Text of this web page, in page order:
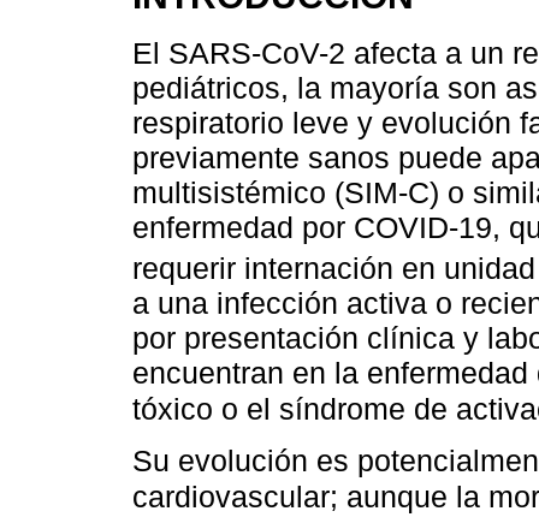
El SARS-CoV-2 afecta a un
pediátricos, la mayoría son
respiratorio leve y evolución
previamente sanos puede
multisistémico (SIM-C) o
enfermedad por COVID-19,
requerir internación en
a una infección activa o
por presentación clínica y
encuentran en la
tóxico o el síndrome de
Su evolución es
cardiovascular; aunque la